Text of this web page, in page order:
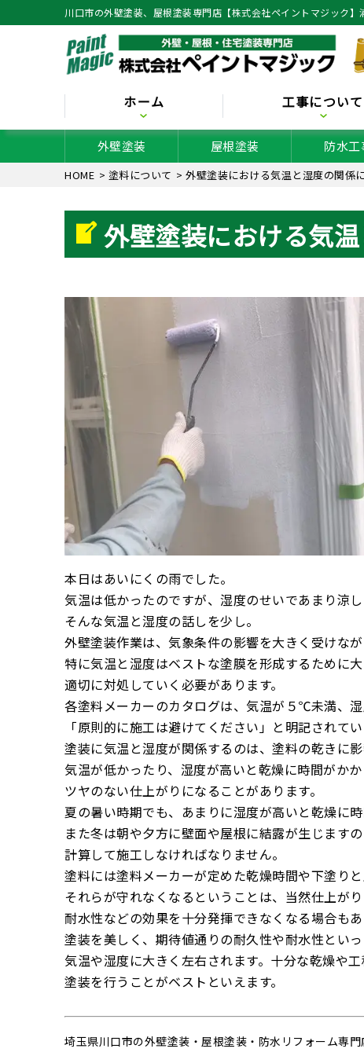
川口市の外壁塗装、屋根塗装専門店【株式会社ペイントマジック
ホーム 工事について
外壁塗装 屋根塗装 防水工
HOME > 塗料について > 外壁塗装における気温と湿度の関係
外壁塗装における気
本日はあいにくの雨でした。
気温は低かったのですが、湿度のせいであまり涼し
そんな気温と湿度の話しを少し。
外壁塗装作業は、気象条件の影響を大きく受けなが
特に気温と湿度はベストな塗膜を形成するために
適切に対処していく必要があります。
各塗料メーカーのカタログは、気温が５℃未満、湿
「原則的に施工は避けてください」と明記されてい
塗装に気温と湿度が関係するのは、塗料の乾きに影
気温が低かったり、湿度が高いと乾燥に時間がか
ツヤのない仕上がりになることがあります。
夏の暑い時期でも、あまりに湿度が高いと乾燥に
また冬は朝や夕方に壁面や屋根に結露が生じます
計算して施工しなければなりません。
塗料には塗料メーカーが定めた乾燥時間や下塗りと
それらが守れなくなるということは、当然仕上が
耐水性などの効果を十分発揮できなくなる場合もあ
塗装を美しく、期待値通りの耐久性や耐水性とい
気温や湿度に大きく左右されます。十分な乾燥や
塗装を行うことがベストといえます。
埼玉県川口市の外壁塗装・屋根塗装・防水リフォーム専門